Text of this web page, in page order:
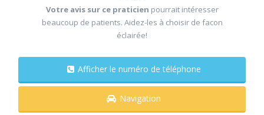
Votre avis sur ce praticien pourrait intéresser
beaucoup de patients. Aidez-les à choisir de facon
éclairée!
Afficher le numéro de téléphone
Navigation